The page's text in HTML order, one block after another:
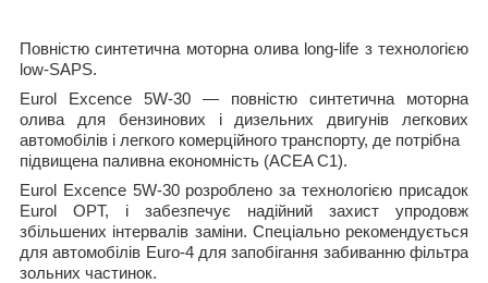
Повністю синтетична моторна олива long-life з технологією
low-SAPS.
Eurol Excence 5W-30 — повністю синтетична моторна
олива для бензинових і дизельних двигунів легкових
автомобілів і легкого комерційного транспорту, де потрібна
підвищена паливна економність (ACEA C1).
Eurol Excence 5W-30 розроблено за технологією присадок
Eurol OPT, і забезпечує надійний захист упродовж
збільшених інтервалів заміни. Спеціально рекомендується
для автомобілів Euro-4 для запобігання забиванню фільтра
зольних частинок.